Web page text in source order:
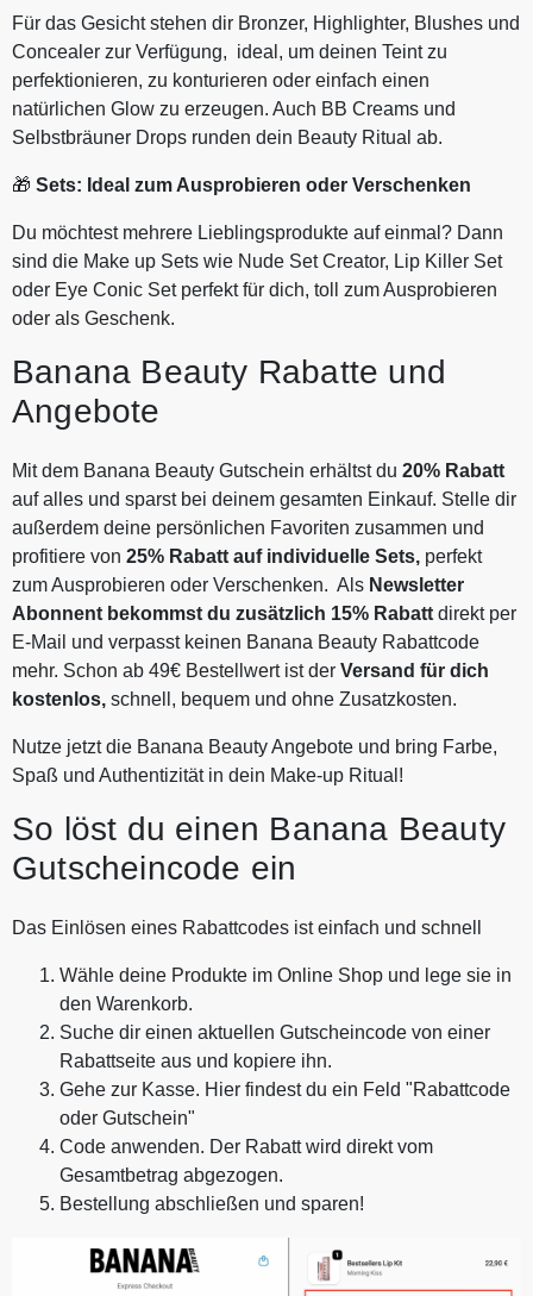
Für das Gesicht stehen dir Bronzer, Highlighter, Blushes und
Concealer zur Verfügung, ideal, um deinen Teint zu
perfektionieren, zu konturieren oder einfach einen
natürlichen Glow zu erzeugen. Auch BB Creams und
Selbstbräuner Drops runden dein Beauty Ritual ab.
🎁 Sets: Ideal zum Ausprobieren oder Verschenken
Du möchtest mehrere Lieblingsprodukte auf einmal? Dann
sind die Make up Sets wie Nude Set Creator, Lip Killer Set
oder Eye Conic Set perfekt für dich, toll zum Ausprobieren
oder als Geschenk.
Banana Beauty Rabatte und
Angebote
Mit dem Banana Beauty Gutschein erhältst du 20% Rabatt
auf alles und sparst bei deinem gesamten Einkauf. Stelle dir
außerdem deine persönlichen Favoriten zusammen und
profitiere von 25% Rabatt auf individuelle Sets, perfekt
zum Ausprobieren oder Verschenken. Als Newsletter
Abonnent bekommst du zusätzlich 15% Rabatt direkt per
E-Mail und verpasst keinen Banana Beauty Rabattcode
mehr. Schon ab 49€ Bestellwert ist der Versand für dich
kostenlos, schnell, bequem und ohne Zusatzkosten.
Nutze jetzt die Banana Beauty Angebote und bring Farbe,
Spaß und Authentizität in dein Make-up Ritual!
So löst du einen Banana Beauty
Gutscheincode ein
Das Einlösen eines Rabattcodes ist einfach und schnell
Wähle deine Produkte im Online Shop und lege sie in
den Warenkorb.
Suche dir einen aktuellen Gutscheincode von einer
Rabattseite aus und kopiere ihn.
Gehe zur Kasse. Hier findest du ein Feld "Rabattcode
oder Gutschein"
Code anwenden. Der Rabatt wird direkt vom
Gesamtbetrag abgezogen.
Bestellung abschließen und sparen!